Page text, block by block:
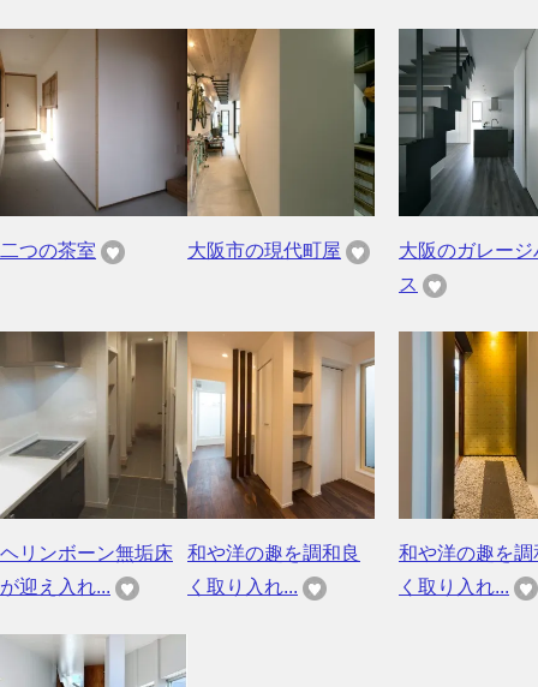
二つの茶室 大阪市の現代町屋
大阪のガレージ
ス
ヘリンボーン無垢床
が迎え入れ...
和や洋の趣を調和良
く取り入れ...
和や洋の趣を調
く取り入れ...